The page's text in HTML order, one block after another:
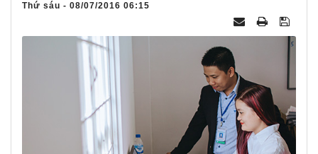
Thứ sáu - 08/07/2016 06:15